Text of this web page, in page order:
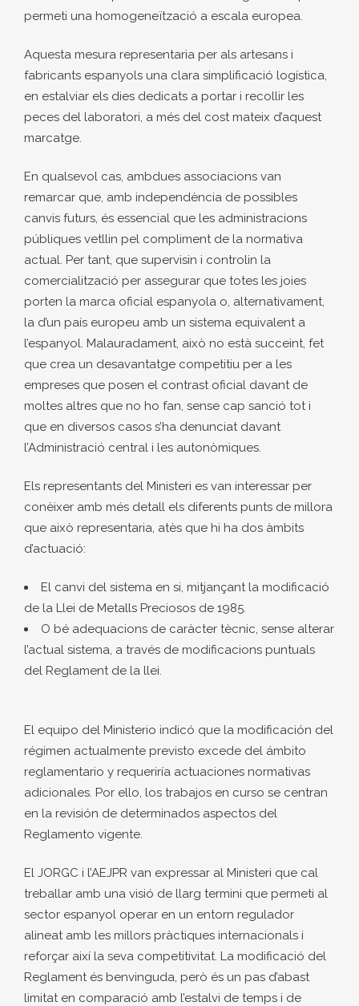
permeti una homogeneïtzació a escala europea.
Aquesta mesura representaria per als artesans i
fabricants espanyols una clara simplificació logística,
en estalviar els dies dedicats a portar i recollir les
peces del laboratori, a més del cost mateix d’aquest
marcatge.
En qualsevol cas, ambdues associacions van
remarcar que, amb independència de possibles
canvis futurs, és essencial que les administracions
públiques vetllin pel compliment de la normativa
actual. Per tant, que supervisin i controlin la
comercialització per assegurar que totes les joies
porten la marca oficial espanyola o, alternativament,
la d’un país europeu amb un sistema equivalent a
l’espanyol. Malauradament, això no està succeint, fet
que crea un desavantatge competitiu per a les
empreses que posen el contrast oficial davant de
moltes altres que no ho fan, sense cap sanció tot i
que en diversos casos s’ha denunciat davant
l’Administració central i les autonòmiques.
Els representants del Ministeri es van interessar per
conèixer amb més detall els diferents punts de millora
que això representaria, atès que hi ha dos àmbits
d’actuació:
El canvi del sistema en si, mitjançant la modificació
de la Llei de Metalls Preciosos de 1985.
O bé adequacions de caràcter tècnic, sense alterar
l’actual sistema, a través de modificacions puntuals
del Reglament de la llei.
El equipo del Ministerio indicó que la modificación del
régimen actualmente previsto excede del ámbito
reglamentario y requeriría actuaciones normativas
adicionales. Por ello, los trabajos en curso se centran
en la revisión de determinados aspectos del
Reglamento vigente.
El JORGC i l’AEJPR van expressar al Ministeri que cal
treballar amb una visió de llarg termini que permeti al
sector espanyol operar en un entorn regulador
alineat amb les millors pràctiques internacionals i
reforçar així la seva competitivitat. La modificació del
Reglament és benvinguda, però és un pas d’abast
limitat en comparació amb l’estalvi de temps i de